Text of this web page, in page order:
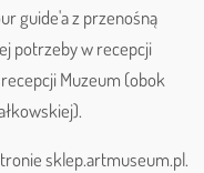
guide'a z przenośną
potrzeby w recepcji
Muzeum (obok
sklep.artmuseum.pl.